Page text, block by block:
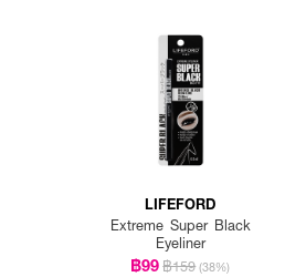
LIFEFORD
Extreme Super Black
Eyeliner
฿99฿159 (38%)